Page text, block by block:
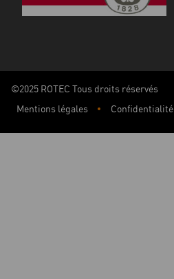
©2025 ROTEC Tous droits réservés
Mentions légales
Confidentialité